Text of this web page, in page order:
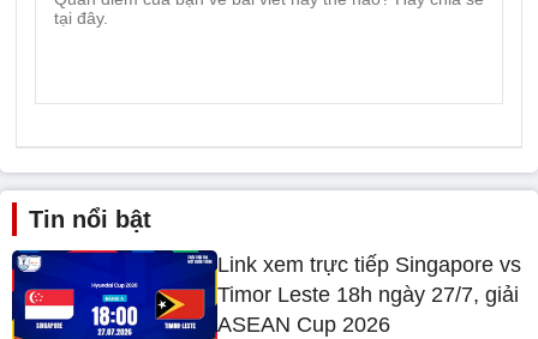
Tin nổi bật
Link xem trực tiếp Singapore vs
Timor Leste 18h ngày 27/7, giải
ASEAN Cup 2026